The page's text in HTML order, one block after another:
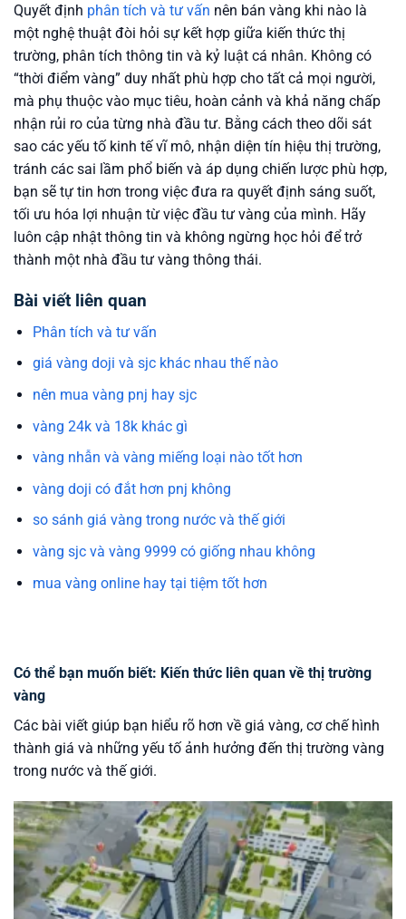
Quyết định phân tích và tư vấn nên bán vàng khi nào là
một nghệ thuật đòi hỏi sự kết hợp giữa kiến thức thị
trường, phân tích thông tin và kỷ luật cá nhân. Không có
“thời điểm vàng” duy nhất phù hợp cho tất cả mọi người,
mà phụ thuộc vào mục tiêu, hoàn cảnh và khả năng chấp
nhận rủi ro của từng nhà đầu tư. Bằng cách theo dõi sát
sao các yếu tố kinh tế vĩ mô, nhận diện tín hiệu thị trường,
tránh các sai lầm phổ biến và áp dụng chiến lược phù hợp,
bạn sẽ tự tin hơn trong việc đưa ra quyết định sáng suốt,
tối ưu hóa lợi nhuận từ việc đầu tư vàng của mình. Hãy
luôn cập nhật thông tin và không ngừng học hỏi để trở
thành một nhà đầu tư vàng thông thái.
Bài viết liên quan
Phân tích và tư vấn
giá vàng doji và sjc khác nhau thế nào
nên mua vàng pnj hay sjc
vàng 24k và 18k khác gì
vàng nhẫn và vàng miếng loại nào tốt hơn
vàng doji có đắt hơn pnj không
so sánh giá vàng trong nước và thế giới
vàng sjc và vàng 9999 có giống nhau không
mua vàng online hay tại tiệm tốt hơn
Có thể bạn muốn biết: Kiến thức liên quan về thị trường
vàng
Các bài viết giúp bạn hiểu rõ hơn về giá vàng, cơ chế hình
thành giá và những yếu tố ảnh hưởng đến thị trường vàng
trong nước và thế giới.